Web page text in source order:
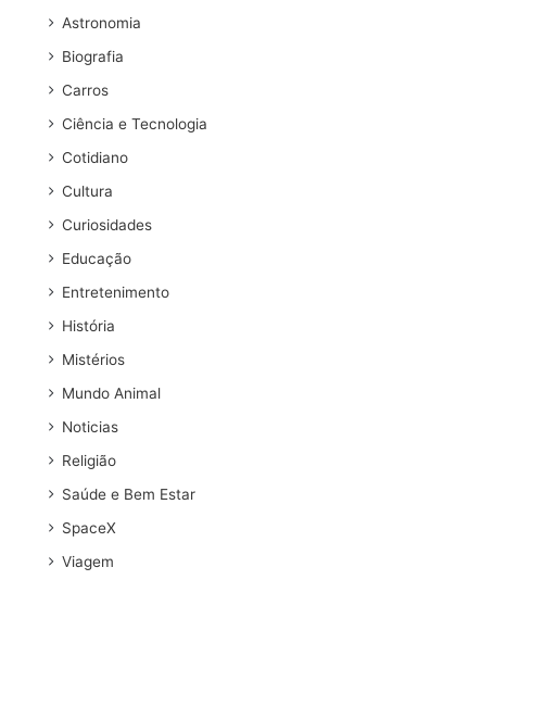
Astronomia
Biografia
Carros
Ciência e Tecnologia
Cotidiano
Cultura
Curiosidades
Educação
Entretenimento
História
Mistérios
Mundo Animal
Noticias
Religião
Saúde e Bem Estar
SpaceX
Viagem